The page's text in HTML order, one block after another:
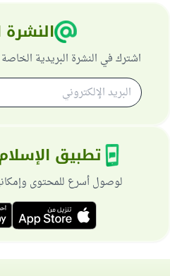
النشرة
اشترك في النشرة البريدية
تطبيق
لوصول أسرع للمحتوى